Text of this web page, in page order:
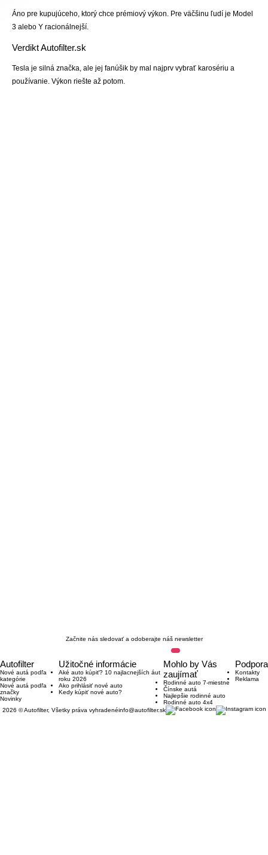
Áno pre kupujúceho, ktorý chce prémiový výkon. Pre väčšinu ľudí je Model
3 alebo Y racionálnejší.
Verdikt Autofilter.sk
Tesla je silná značka, ale jej fanúšik by mal najprv vybrať karosériu a
používanie. Výkon riešte až potom.
Začnite nás sledovať a odoberajte náš newsletter
Autofilter
Nové autá podľa
kategórie
Nové autá podľa
značky
Novinky
Užitočné informácie
Aké auto kúpiť? 10 najlacnejších áut
roku 2026
Ako prihlásiť nové auto
Kedy kúpiť nové auto?
Mohlo by Vás
zaujímať
Rodinné auto 7-miestne
Čínske autá
Najlepšie rodinné auto
Rodinné auto 4x4
Podpora
Kontakty
Reklama
2026 © Autofilter, Všetky práva vyhradenéinfo@autofilter.sk